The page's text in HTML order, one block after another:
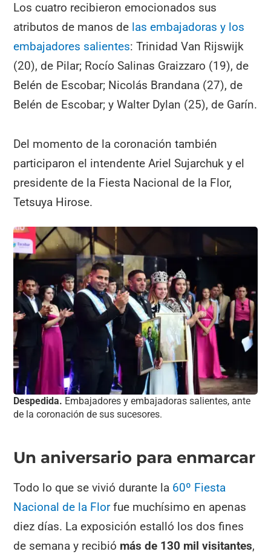
Los cuatro recibieron emocionados sus
atributos de manos de las embajadoras y los
embajadores salientes: Trinidad Van Rijswijk
(20), de Pilar; Rocío Salinas Graizzaro (19), de
Belén de Escobar; Nicolás Brandana (27), de
Belén de Escobar; y Walter Dylan (25), de Garín.
Del momento de la coronación también
participaron el intendente Ariel Sujarchuk y el
presidente de la Fiesta Nacional de la Flor,
Tetsuya Hirose.
Despedida. Embajadores y embajadoras salientes, ante
de la coronación de sus sucesores.
Un aniversario para enmarcar
Todo lo que se vivió durante la 60º Fiesta
Nacional de la Florfue muchísimo en apenas
diez días. La exposición estalló los dos fines
de semana y recibió más de 130 mil visitantes,